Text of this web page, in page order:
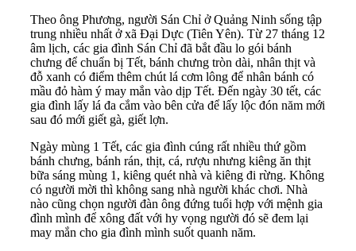
Theo ông Phương, người Sán Chỉ ở Quảng Ninh sống tập
trung nhiều nhất ở xã Đại Dực (Tiên Yên). Từ 27 tháng 12
âm lịch, các gia đình Sán Chỉ đã bắt đầu lo gói bánh
chưng để chuẩn bị Tết, bánh chưng tròn dài, nhân thịt và
đỗ xanh có điểm thêm chút lá cơm lông để nhân bánh có
mầu đỏ hàm ý may mắn vào dịp Tết. Đến ngày 30 tết, các
gia đình lấy lá đa cắm vào bên cửa để lấy lộc đón năm mới
sau đó mới giết gà, giết lợn.
Ngày mùng 1 Tết, các gia đình cúng rất nhiều thứ gồm
bánh chưng, bánh rán, thịt, cá, rượu nhưng kiêng ăn thịt
bữa sáng mùng 1, kiêng quét nhà và kiêng đi rừng. Không
có người mời thì không sang nhà người khác chơi. Nhà
nào cũng chọn người đàn ông đứng tuổi hợp với mệnh gia
đình mình để xông đất với hy vọng người đó sẽ đem lại
may mắn cho gia đình mình suốt quanh năm.